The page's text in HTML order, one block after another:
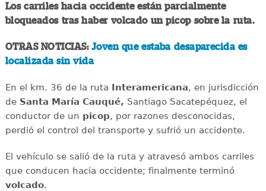
Los carriles hacia occidente están parcialmente
bloqueados tras haber volcado un picop sobre la ruta.
OTRAS NOTICIAS:Joven que estaba desaparecida es
localizada sin vida
En el km. 36 de la ruta Interamericana, en jurisdicción
de Santa María Cauqué, Santiago Sacatepéquez, el
conductor de un picop, por razones desconocidas,
perdió el control del transporte y sufrió un accidente.
El vehículo se salió de la ruta y atravesó ambos carriles
que conducen hacia occidente; finalmente terminó
volcado.